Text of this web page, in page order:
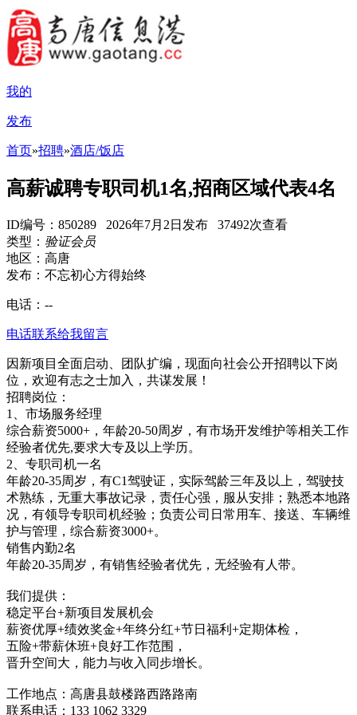
我的
发布
首页»招聘»酒店/饭店
高薪诚聘专职司机1名,招商区域代表4名
ID编号：850289 2026年7月2日发布 37492次查看
类型： 验证会员
地区：高唐
发布：不忘初心方得始终
电话： --
电话联系给我留言
因新项目全面启动、团队扩编，现面向社会公开招聘以下岗
位，欢迎有志之士加入，共谋发展！
招聘岗位：
1、市场服务经理
综合薪资5000+，年龄20-50周岁，有市场开发维护等相关工作
经验者优先,要求大专及以上学历。
2、专职司机一名
年龄20-35周岁，有C1驾驶证，实际驾龄三年及以上，驾驶技
术熟练，无重大事故记录，责任心强，服从安排；熟悉本地路
况，有领导专职司机经验；负责公司日常用车、接送、车辆维
护与管理，综合薪资3000+。
销售内勤2名
年龄20-35周岁，有销售经验者优先，无经验有人带。
我们提供：
稳定平台+新项目发展机会
薪资优厚+绩效奖金+年终分红+节日福利+定期体检，
五险+带薪休班+良好工作范围，
晋升空间大，能力与收入同步增长。
工作地点：高唐县鼓楼路西路路南
联系电话：133 1062 3329